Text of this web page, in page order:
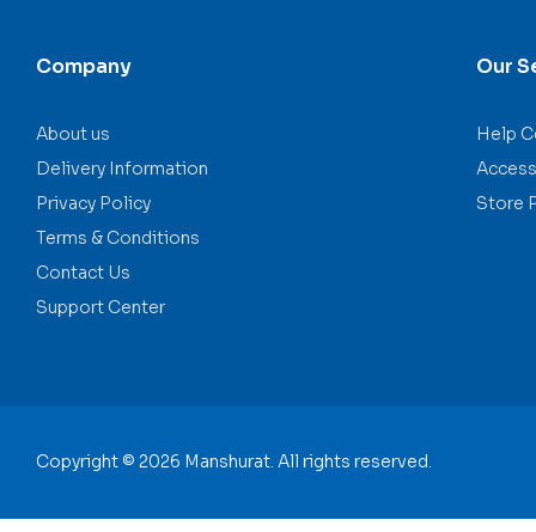
Company
About us
Delivery Information
Privacy Policy
Terms & Conditions
Contact Us
Support Center
Our
Help
Store
Copyright © 2026 Manshurat. All rights reserved.